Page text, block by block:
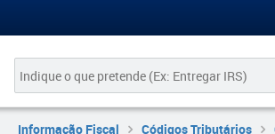
Informação Fiscal Códigos Tributários